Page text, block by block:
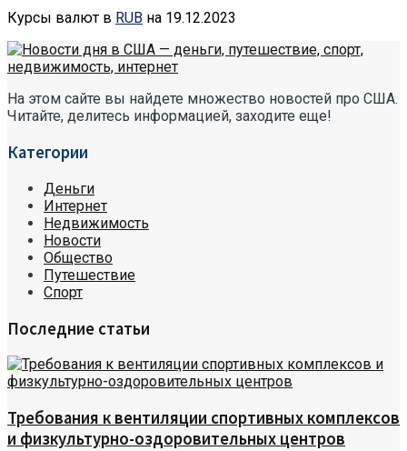
Курсы валют в RUB на 19.12.2023
На этом сайте вы найдете множество новостей про США.
Читайте, делитесь информацией, заходите еще!
Категории
Деньги
Интернет
Недвижимость
Новости
Общество
Путешествие
Спорт
Последние статьи
Требования к вентиляции спортивных комплексов
и физкультурно-оздоровительных центров